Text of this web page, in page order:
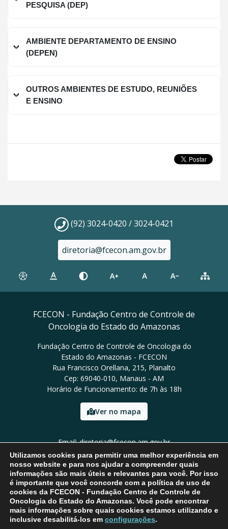
PESQUISA (DEP)
AMBIENTE DEPARTAMENTO DE ENSINO
(DEPEN)
OUTROS AMBIENTES DE ESTUDO, REUNIÕES
E ENSINO
(92) 3024-0420 / 3024-0421
diretoria@fcecon.am.gov.br
FCECON - Fundação Centro de Controle de
Oncologia do Estado do Amazonas
Fundação Centro de Controle de Oncologia do
Estado do Amazonas - FCECON
Rua Francisco Orellana, 215, Planalto
Cep: 69040-010, Manaus - AM
Horário de Funcionamento: de 7h às 18h
Ver no mapa
Email: diretoria@fcecon.am.gov.br
Tel: (92) 3024-0420 / 3024-0421
Utilizamos cookies para permitir uma melhor experiência em
nosso website e para nos ajudar a compreender quais
informações são mais úteis e relevantes para você. Por isso
é importante que você concorde com a política de uso de
cookies da FCECON - Fundação Centro de Controle de
Oncologia do Estado do Amazonas. Você pode encontrar
mais informações sobre quais cookies estamos utilizando e
inclusive desabilitá-los em configurações.